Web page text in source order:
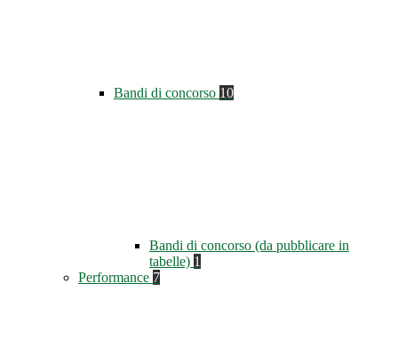
Bandi di concorso 10
Bandi di concorso (da pubblicare in
tabelle) 1
Performance 7